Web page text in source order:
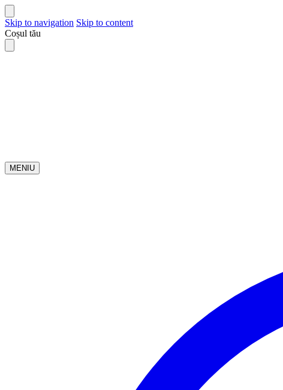
Skip to navigation Skip to content
Coșul tău
MENIU